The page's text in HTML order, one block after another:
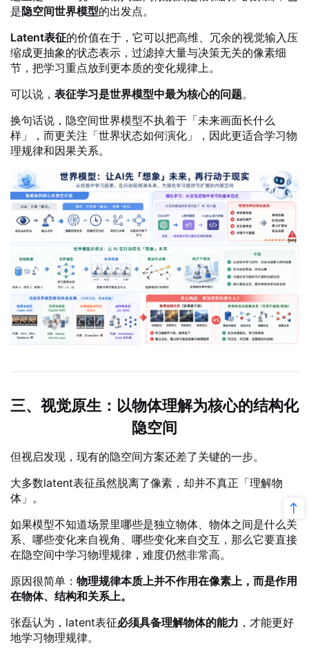
是隐空间世界模型的出发点。
Latent表征的价值在于，它可以把高维、冗余的视觉输入压
缩成更抽象的状态表示，过滤掉大量与决策无关的像素细
节，把学习重点放到更本质的变化规律上。
可以说， 表征学习是世界模型中最为核心的问题。
换句话说，隐空间世界模型不执着于「未来画面长什么
样」，而更关注「世界状态如何演化」，因此更适合学习物
理规律和因果关系。
三、视觉原生：以物体理解为核心的结构化
隐空间
但视启发现，现有的隐空间方案还差了关键的一步。
大多数latent表征虽然脱离了像素，却并不真正「理解物
体」。
如果模型不知道场景里哪些是独立物体、物体之间是什么关
系、哪些变化来自视角、哪些变化来自交互，那么它要直接
在隐空间中学习物理规律，难度仍然非常高。
原因很简单： 物理规律本质上并不作用在像素上，而是作用
在物体、结构和关系上。
张磊认为，latent表征必须具备理解物体的能力 ，才能更好
地学习物理规律。